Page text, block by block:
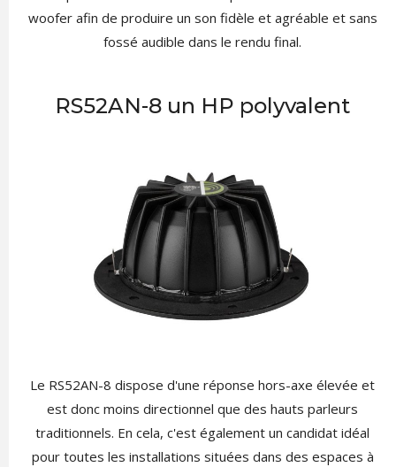
woofer afin de produire un son fidèle et agréable et sans
fossé audible dans le rendu final.
RS52AN-8 un HP polyvalent
Le RS52AN-8 dispose d'une réponse hors-axe élevée et
est donc moins directionnel que des hauts parleurs
traditionnels. En cela, c'est également un candidat idéal
pour toutes les installations situées dans des espaces à